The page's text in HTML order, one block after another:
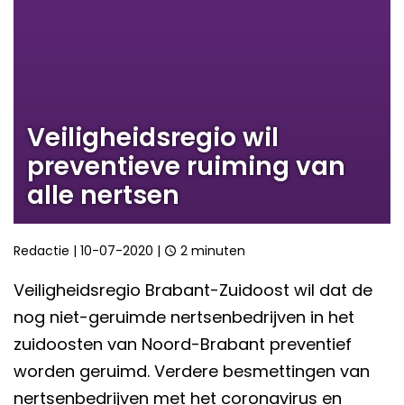
Veiligheidsregio wil
preventieve ruiming van
alle nertsen
Redactie | 10-07-2020 | 2 minuten
Veiligheidsregio Brabant-Zuidoost wil dat de
nog niet-geruimde nertsenbedrijven in het
zuidoosten van Noord-Brabant preventief
worden geruimd. Verdere besmettingen van
nertsenbedrijven met het coronavirus en